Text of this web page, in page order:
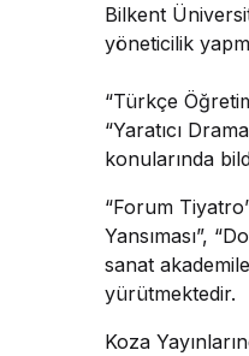
Bilkent
yöneticilik
“Türkçe
“Yaratıcı
konularında
“Forum
Yansıması”,
sanat
yürütmektedir.
Koza